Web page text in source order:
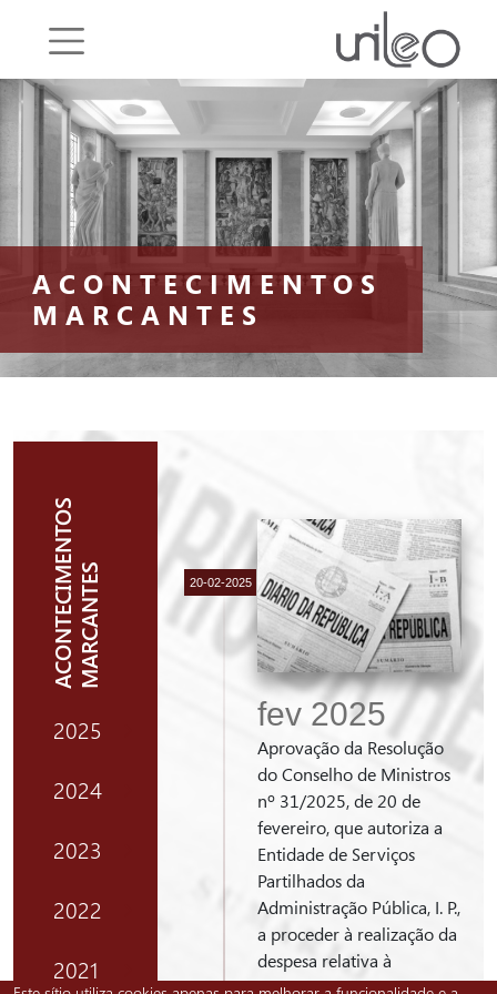
ACONTECIMENTOS
MARCANTES
ACONTECIMENTOSMARCANTES
2025
2024
2023
2022
2021
fev 2025
Aprovação da Resolução
do Conselho de Ministros
nº 31/2025, de 20 de
fevereiro, que autoriza a
Entidade de Serviços
Partilhados da
Administração Pública, I. P.,
a proceder à realização da
despesa relativa à
aquisição de serviços de